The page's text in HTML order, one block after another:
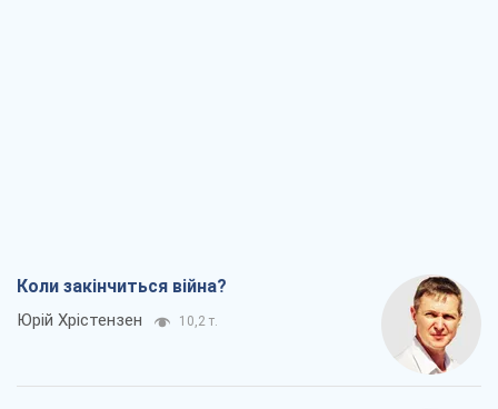
Коли закінчиться війна?
Юрій Хрістензен 10,2 т.